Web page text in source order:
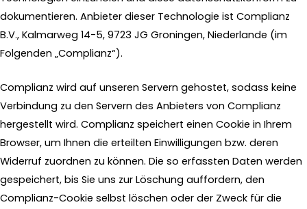
dokumentieren. Anbieter dieser Technologie ist Complianz
B.V., Kalmarweg 14-5, 9723 JG Groningen, Niederlande (im
Folgenden „Complianz“).
Complianz wird auf unseren Servern gehostet, sodass keine
Verbindung zu den Servern des Anbieters von Complianz
hergestellt wird. Complianz speichert einen Cookie in Ihrem
Browser, um Ihnen die erteilten Einwilligungen bzw. deren
Widerruf zuordnen zu können. Die so erfassten Daten werden
gespeichert, bis Sie uns zur Löschung auffordern, den
Complianz-Cookie selbst löschen oder der Zweck für die